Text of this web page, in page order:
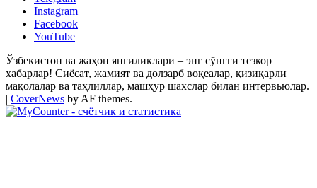
Instagram
Facebook
YouTube
Ўзбекистон ва жаҳон янгиликлари – энг сўнгги тезкор
хабарлар! Сиёсат, жамият ва долзарб воқеалар, қизиқарли
мақолалар ва таҳлиллар, машҳур шахслар билан интервьюлар.
| CoverNews by AF themes.